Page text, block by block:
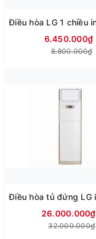
6.450.000₫
8.800.000₫
26.000.000₫
32.000.000₫